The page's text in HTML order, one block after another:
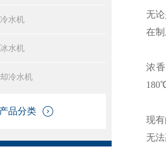
水机
水机
冷水机
品分类
无
在
浓
180
现
无